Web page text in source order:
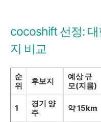
cocoshift 선정:
지 비교
순
위
후보지
예상 규
모(지름)
1
경기 양
주
약 15km